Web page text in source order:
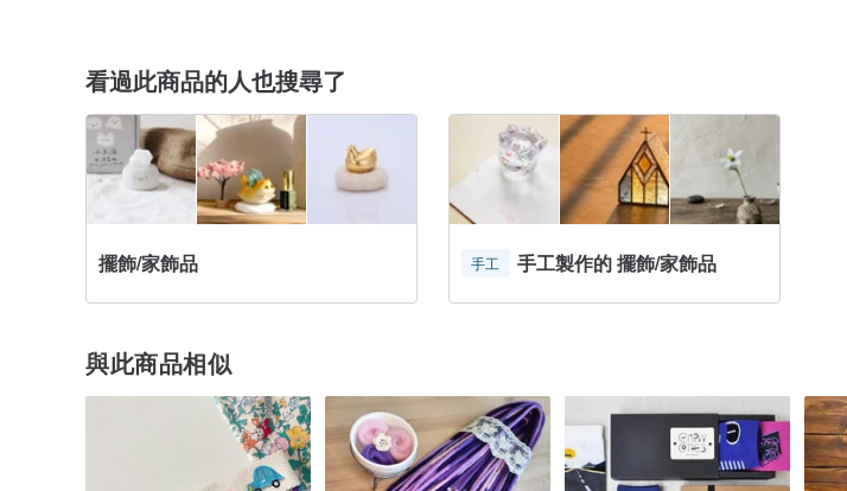
看過此商品的人也搜尋了
擺飾/家飾品 手工 手工製作的 擺飾/家飾品
與此商品相似